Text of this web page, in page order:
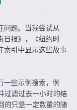
问题。当我尝试从
日报》，《纽约时
索引中显示这些故事
一些示例搜索，例
过滤过去一小时的结
的只是一定数量的随